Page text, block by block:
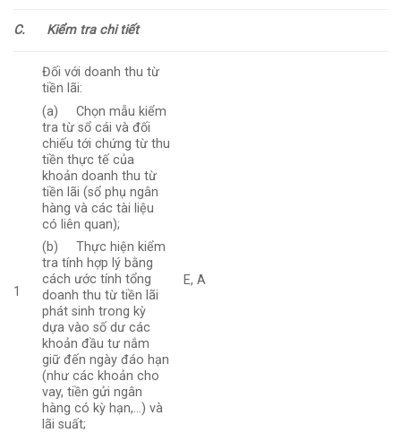
C. Kiểm tra chi tiết
1
Đối với doanh thu từ
tiền lãi:
(a) Chọn mẫu kiểm
tra từ sổ cái và đối
chiếu tới chứng từ thu
tiền thực tế của
khoản doanh thu từ
tiền lãi (sổ phụ ngân
hàng và các tài liệu
có liên quan);
(b) Thực hiện kiểm
tra tính hợp lý bằng
cách ước tính tổng
doanh thu từ tiền lãi
phát sinh trong kỳ
dựa vào số dư các
khoản đầu tư nắm
giữ đến ngày đáo hạn
(như các khoản cho
vay, tiền gửi ngân
hàng có kỳ hạn,…) và
lãi suất;
E, A